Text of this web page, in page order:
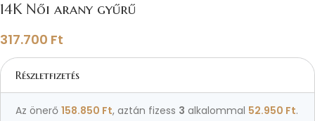
14K Női arany gyűrű
317.700 Ft
Részletfizetés
Az önerő 158.850 Ft, aztán fizess 3 alkalommal 52.950 Ft.